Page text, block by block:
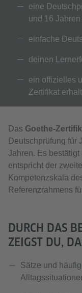
eine
und 16
einfache
deinen
ein offizielles
Zertifikat
Das Goethe-
Deutschprüfung für
Jahren. Es
entspricht der
Kompetenzskala
Referenzrahmens
DURCH DAS
ZEIGST DU,
Sätze und